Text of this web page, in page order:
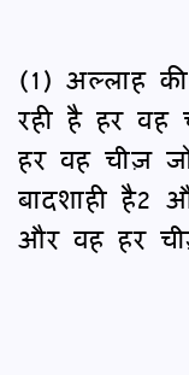
(1) अल्लाह
रही है हर
हर वह चीज़
बादशाही है2
और वह हर